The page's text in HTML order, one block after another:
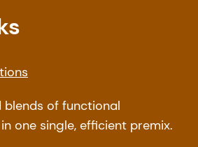
blends of functional
one single, efficient premix.